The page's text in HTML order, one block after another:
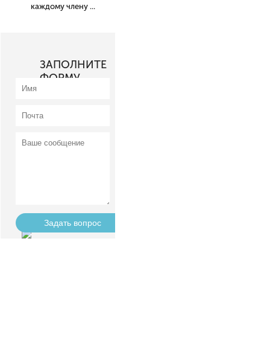
каждому члену ...
ЗАПОЛНИТЕ
ФОРМУ